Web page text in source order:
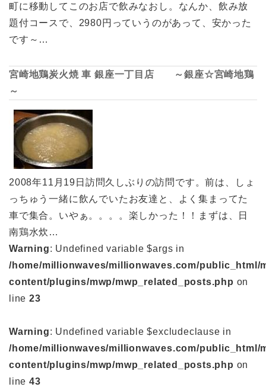
町に移動してこのお店で飲みなおし。なんか、飲み放
題付コースで、2980円っていうのがあって、安かった
です～…
宮崎地鶏炭火焼 車 銀座一丁目店 ～銀座☆宮崎地鶏
～
2008年11月19日訪問久しぶりの訪問です。前は、しょ
っちゅう一緒に飲んでいたお友達と、よく集まってた
車で集合。いやぁ。。。。楽しかった！！まずは、日
南鶏水炊…
Warning: Undefined variable $args in
/home/millionwaves/millionwaves.com/public_html/
content/plugins/mwp/mwp_related_posts.php on
line 23
Warning: Undefined variable $excludeclause in
/home/millionwaves/millionwaves.com/public_html/
content/plugins/mwp/mwp_related_posts.php on
line 43